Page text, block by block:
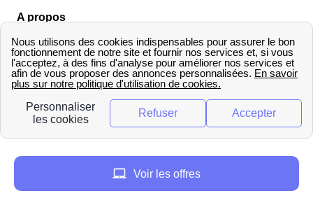
A propos
Qui sommes-nous ?
Informations de contact
Méthodologie de classement
Mentions légales
Traitement des avis
Copyright © fibre-optique-eligibilite.fr 2026 – Tous
droits réservés
Voir les offres